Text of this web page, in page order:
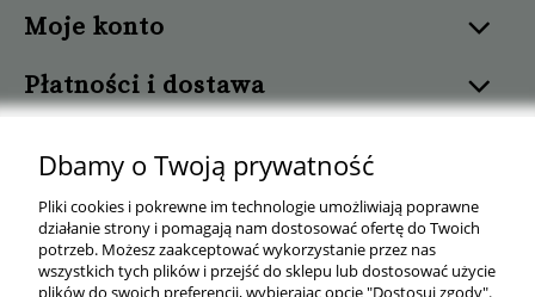
Moje konto
Płatności i dostawa
Pomoc
O nas
Dbamy o Twoją prywatność
Pliki cookies i pokrewne im technologie umożliwiają poprawne
działanie strony i pomagają nam dostosować ofertę do Twoich
potrzeb. Możesz zaakceptować wykorzystanie przez nas
wszystkich tych plików i przejść do sklepu lub dostosować użycie
plików do swoich preferencji, wybierając opcję "Dostosuj zgody".